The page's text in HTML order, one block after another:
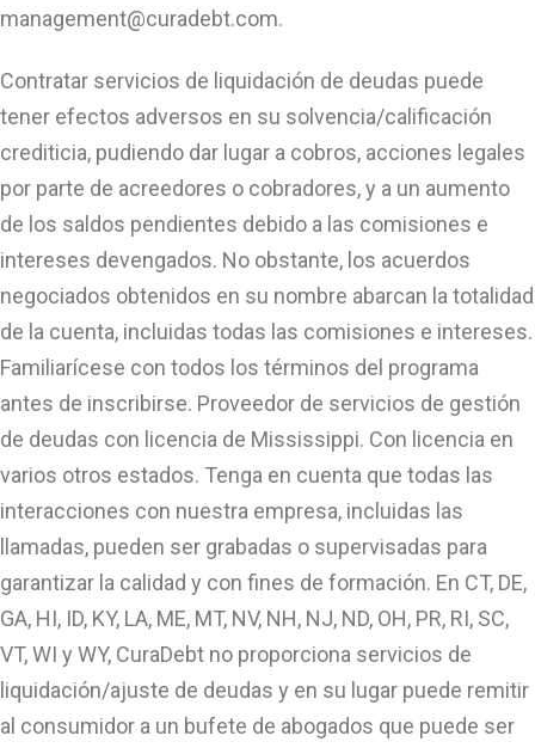
management@curadebt.com.
Contratar servicios de liquidación de deudas puede
tener efectos adversos en su solvencia/calificación
crediticia, pudiendo dar lugar a cobros, acciones legales
por parte de acreedores o cobradores, y a un aumento
de los saldos pendientes debido a las comisiones e
intereses devengados. No obstante, los acuerdos
negociados obtenidos en su nombre abarcan la totalidad
de la cuenta, incluidas todas las comisiones e intereses.
Familiarícese con todos los términos del programa
antes de inscribirse. Proveedor de servicios de gestión
de deudas con licencia de Mississippi. Con licencia en
varios otros estados. Tenga en cuenta que todas las
interacciones con nuestra empresa, incluidas las
llamadas, pueden ser grabadas o supervisadas para
garantizar la calidad y con fines de formación. En CT, DE,
GA, HI, ID, KY, LA, ME, MT, NV, NH, NJ, ND, OH, PR, RI, SC,
VT, WI y WY, CuraDebt no proporciona servicios de
liquidación/ajuste de deudas y en su lugar puede remitir
al consumidor a un bufete de abogados que puede ser